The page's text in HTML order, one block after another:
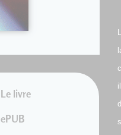
Le livre
ePUB